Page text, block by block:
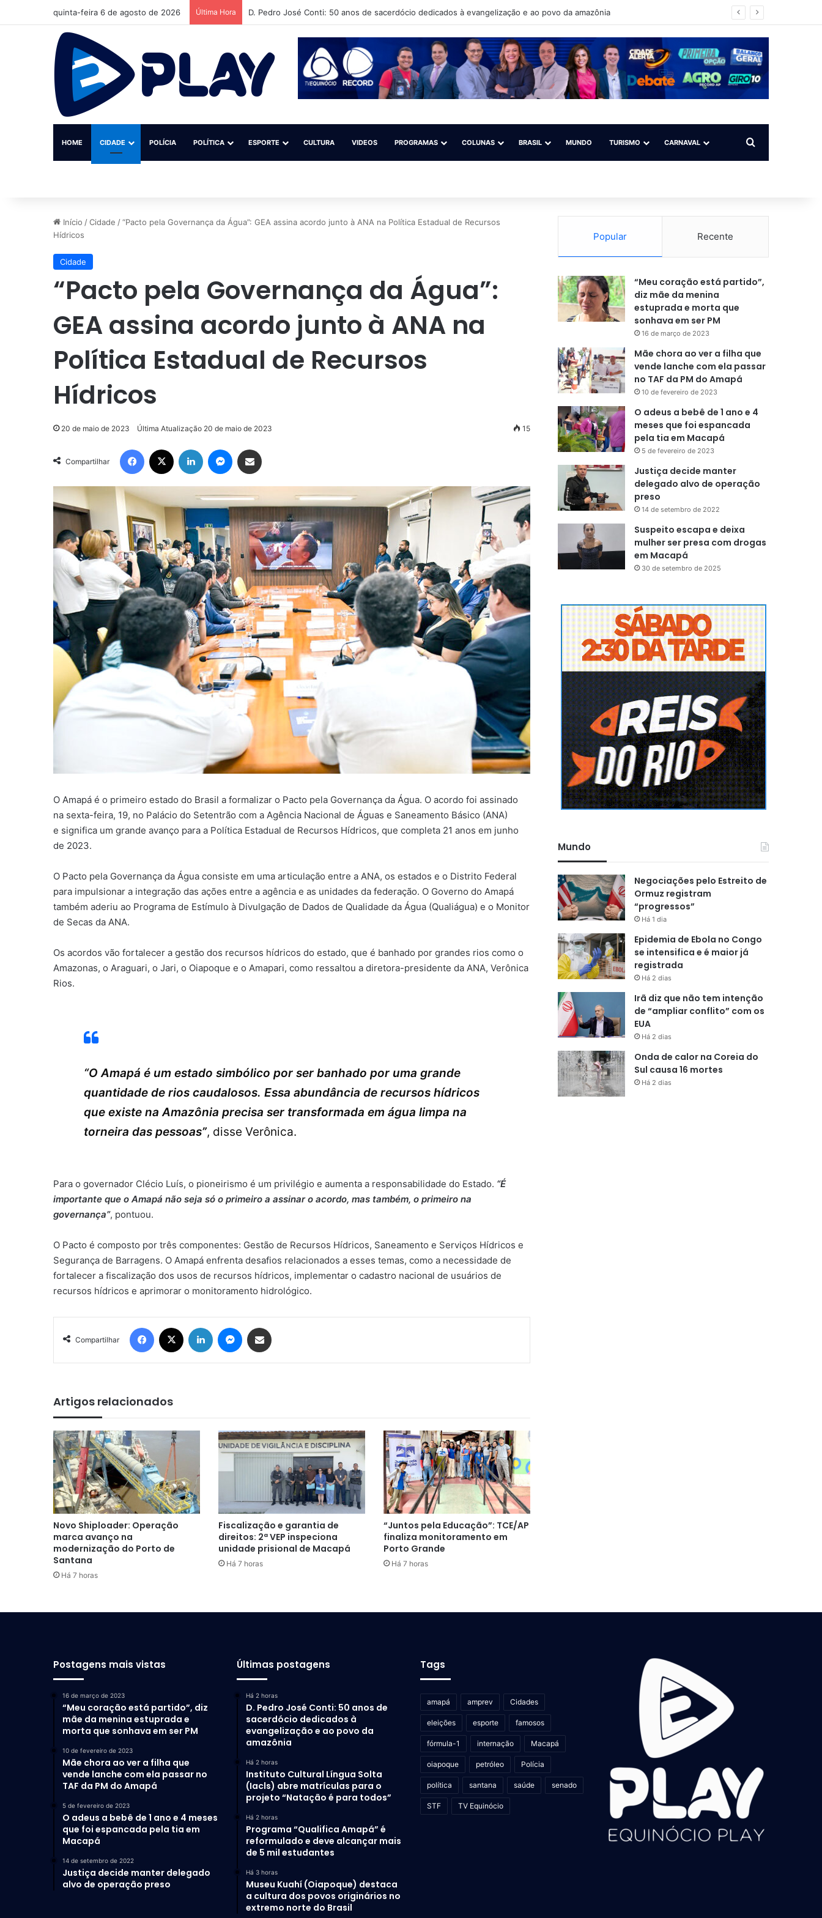
quinta-feira 6 de agosto de 2026 Última Hora D. Pedro José Conti: 50 anos de sacerdócio dedicados à evangelização e ao povo da amazônia
HOME CIDADE POLÍCIA POLÍTICA ESPORTE CULTURA VIDEOS PROGRAMAS COLUNAS BRASIL MUNDO TURISMO CARNAVAL Procurar por
Início /Cidade /“Pacto pela Governança da Água”: GEA assina acordo junto à ANA na Política Estadual de Recursos
Hídricos
Cidade
“Pacto pela Governança da Água”:
GEA assina acordo junto à ANA na
Política Estadual de Recursos
Hídricos
20 de maio de 2023 Última Atualização 20 de maio de 2023 15
Compartilhar
Facebook Linkedin Messenger
O Amapá é o primeiro estado do Brasil a formalizar o Pacto pela Governança da Água. O acordo foi assinado
na sexta-feira, 19, no Palácio do Setentrão com a Agência Nacional de Águas e Saneamento Básico (ANA)
e significa um grande avanço para a Política Estadual de Recursos Hídricos, que completa 21 anos em junho
de 2023.
O Pacto pela Governança da Água consiste em uma articulação entre a ANA, os estados e o Distrito Federal
para impulsionar a integração das ações entre a agência e as unidades da federação. O Governo do Amapá
também aderiu ao Programa de Estímulo à Divulgação de Dados de Qualidade da Água (Qualiágua) e o Monitor
de Secas da ANA.
Os acordos vão fortalecer a gestão dos recursos hídricos do estado, que é banhado por grandes rios como o
Amazonas, o Araguari, o Jari, o Oiapoque e o Amapari, como ressaltou a diretora-presidente da ANA, Verônica
Rios.
“O Amapá é um estado simbólico por ser banhado por uma grande
quantidade de rios caudalosos. Essa abundância de recursos hídricos
que existe na Amazônia precisa ser transformada em água limpa na
torneira das pessoas”, disse Verônica.
Para o governador Clécio Luís, o pioneirismo é um privilégio e aumenta a responsabilidade do Estado. “É
importante que o Amapá não seja só o primeiro a assinar o acordo, mas também, o primeiro na
governança”, pontuou.
O Pacto é composto por três componentes: Gestão de Recursos Hídricos, Saneamento e Serviços Hídricos e
Segurança de Barragens. O Amapá enfrenta desafios relacionados a esses temas, como a necessidade de
fortalecer a fiscalização dos usos de recursos hídricos, implementar o cadastro nacional de usuários de
recursos hídricos e aprimorar o monitoramento hidrológico.
Compartilhar
Facebook Linkedin Messenger
Artigos relacionados
Novo Shiploader: Operação
marca avanço na
modernização do Porto de
Santana
Há 7 horas
Fiscalização e garantia de
direitos: 2ª VEP inspeciona
unidade prisional de Macapá
Há 7 horas
“Juntos pela Educação”: TCE/AP
finaliza monitoramento em
Porto Grande
Há 7 horas
Popular Recente
“Meu coração está partido”,
diz mãe da menina
estuprada e morta que
sonhava em ser PM
16 de março de 2023
Mãe chora ao ver a filha que
vende lanche com ela passar
no TAF da PM do Amapá
10 de fevereiro de 2023
O adeus a bebê de 1 ano e 4
meses que foi espancada
pela tia em Macapá
5 de fevereiro de 2023
Justiça decide manter
delegado alvo de operação
preso
14 de setembro de 2022
Suspeito escapa e deixa
mulher ser presa com drogas
em Macapá
30 de setembro de 2025
Mundo
Negociações pelo Estreito de
Ormuz registram
“progressos”
Há 1 dia
Epidemia de Ebola no Congo
se intensifica e é maior já
registrada
Há 2 dias
Irã diz que não tem intenção
de “ampliar conflito” com os
EUA
Há 2 dias
Onda de calor na Coreia do
Sul causa 16 mortes
Há 2 dias
Postagens mais vistas
16 de março de 2023
“Meu coração está partido”, diz
mãe da menina estuprada e
morta que sonhava em ser PM
10 de fevereiro de 2023
Mãe chora ao ver a filha que
vende lanche com ela passar no
TAF da PM do Amapá
5 de fevereiro de 2023
O adeus a bebê de 1 ano e 4 meses
que foi espancada pela tia em
Macapá
14 de setembro de 2022
Justiça decide manter delegado
alvo de operação preso
Últimas postagens
Há 2 horas
D. Pedro José Conti: 50 anos de
sacerdócio dedicados à
evangelização e ao povo da
amazônia
Há 2 horas
Instituto Cultural Língua Solta
(Iacls) abre matrículas para o
projeto “Natação é para todos”
Há 2 horas
Programa “Qualifica Amapá” é
reformulado e deve alcançar mais
de 5 mil estudantes
Há 3 horas
Museu Kuahí (Oiapoque) destaca
a cultura dos povos originários no
extremo norte do Brasil
Tags
amapá amprev Cidades
eleições esporte famosos
fórmula-1 internação Macapá
oiapoque petróleo Polícia
política santana saúde senado
STF TV Equinócio